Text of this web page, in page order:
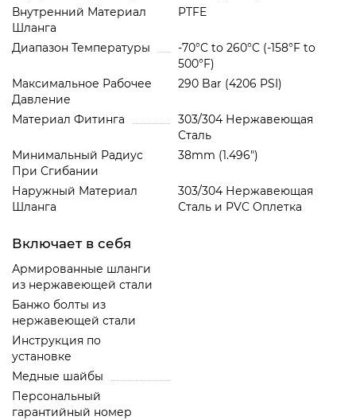
Внутренний Материал
Шланга
PTFE
Диапазон Температуры
-70°C to 260°C (-158°F to
500°F)
Максимальное Рабочее
Давление
290 Bar (4206 PSI)
Материал Фитинга
303/304 Нержавеющая
Сталь
Минимальный Радиус
При Сгибании
38mm (1.496")
Наружный Материал
Шланга
303/304 Нержавеющая
Сталь и PVC Oплетка
Включает в себя
Армированные шланги
из нержавеющей стали
Банжо болты из
нержавеющей стали
Инструкция по
установке
Медные шайбы
Персональный
гарантийный номер